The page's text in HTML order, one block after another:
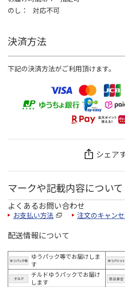
のし
対応不可
決済方法
下記の決済方法がご利用頂けます。
シェア
マークや記載内容について
よくあるお問い合わせ
お支払い方法 注文のキャン
配送情報について
ゆうパック等でお届けしま
す
チルドゆうパックでお届け
します